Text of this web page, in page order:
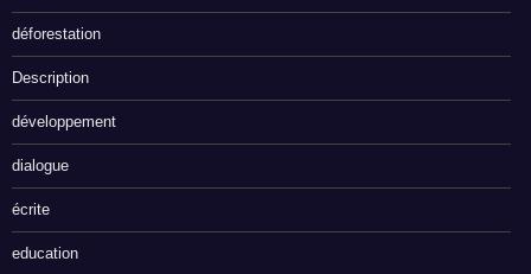
déforestation
Description
développement
dialogue
écrite
education